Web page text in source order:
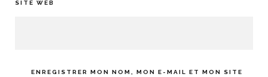
SITE WEB
ENREGISTRER MON NOM, MON E-MAIL ET MON SITE